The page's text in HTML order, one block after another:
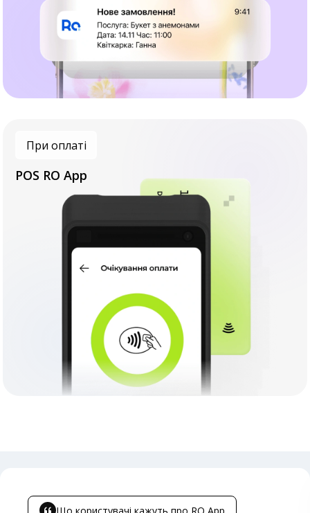
При оплаті
POS RO App